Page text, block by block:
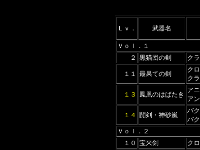
Ｌｖ． 武器名
Ｖｏｌ．１
２ 黒猫団の剣 ク
１１ 最果ての剣
ク
ク
１３ 鳳凰のはばたき
ア
ア
１４ 闘剣・神砂嵐
バ
バ
Ｖｏｌ．２
１０ 宝来剣 ク